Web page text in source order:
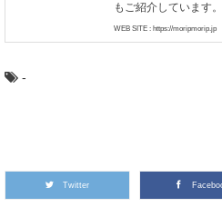
週末は三浦半
「産地」って何
もご紹介しています。
WEB SITE : https://moripmorip.jp
-
Twitter